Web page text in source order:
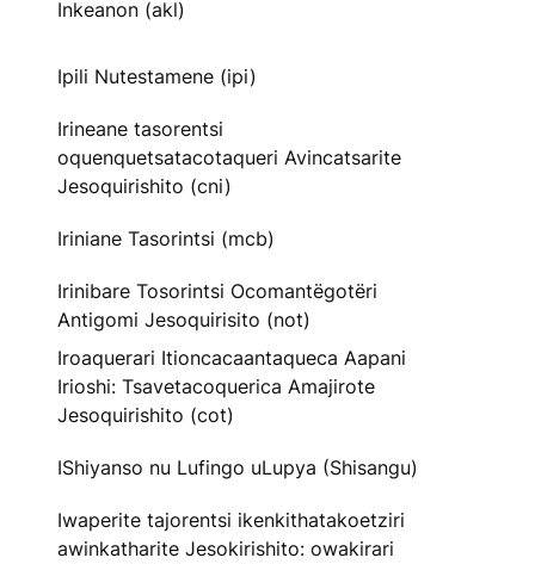
Inkeanon (akl)
Ipili Nutestamene (ipi)
Irineane tasorentsi
oquenquetsatacotaqueri Avincatsarite
Jesoquirishito (cni)
Iriniane Tasorintsi (mcb)
Irinibare Tosorintsi Ocomantëgotëri
Antigomi Jesoquirisito (not)
Iroaquerari Itioncacaantaqueca Aapani
Irioshi: Tsavetacoquerica Amajirote
Jesoquirishito (cot)
IShiyanso nu Lufingo uLupya (Shisangu)
Iwaperite tajorentsi ikenkithatakoetziri
awinkatharite Jesokirishito: owakirari